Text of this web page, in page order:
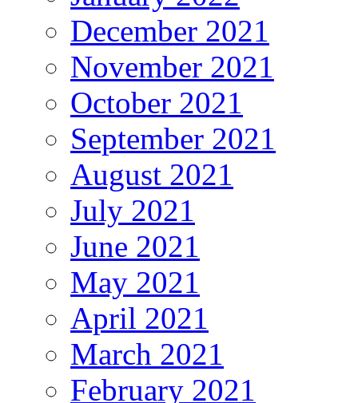
December 2021
November 2021
October 2021
September 2021
August 2021
July 2021
June 2021
May 2021
April 2021
March 2021
February 2021